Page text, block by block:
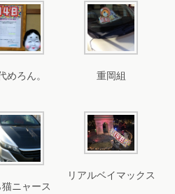
めろん。 重岡組
ニャース
リアルベイマックス